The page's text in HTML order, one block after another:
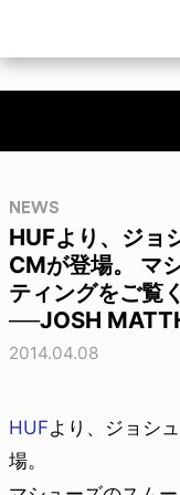
NEWS
HUFより、ジョ
CMが登場。 マ
ティングをご覧
──JOSH
2014.04.08
HUFより、ジョシ
場。